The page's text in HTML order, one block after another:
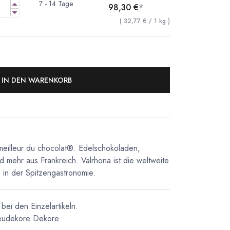
7 - 14 Tage 98,30 €*
( 32,77 € / 1 kg )
IN DEN WARENKORB
du chocolat®. Edelschokoladen,
mehr aus Frankreich. Valrhona ist die weltweite
der Spitzengastronomie.
den Einzelartikeln.
Dekore